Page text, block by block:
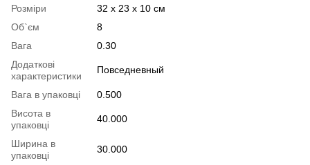
Розміри
32 x 23 x 10 см
Об`єм
8
Вага
0.30
Додаткові
характеристики
Повседневный
Вага в упаковці
0.500
Висота в
упаковці
40.000
Ширина в
упаковці
30.000